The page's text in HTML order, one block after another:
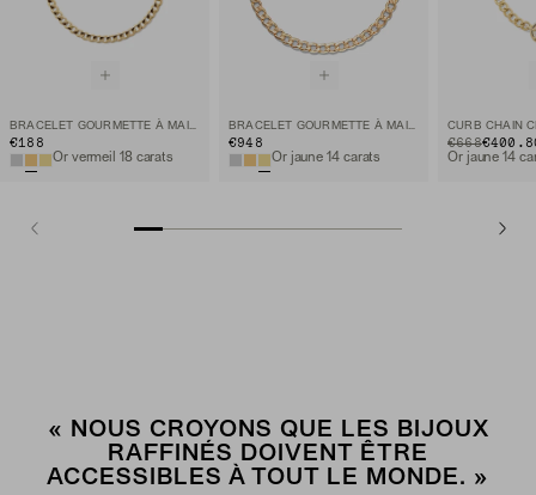
BRACELET GOURMETTE À MAILLONS PLATS
€188
Or vermeil 18 carats
BRACELET GOURMETTE À MAILLONS PLATS
€948
Or jaune 14 carats
ORIGINAL
€668
SALE PRICE
Or jaune 14
« NOUS CROYONS QUE LES BIJOUX
RAFFINÉS DOIVENT ÊTRE
ACCESSIBLES À TOUT LE MONDE. »